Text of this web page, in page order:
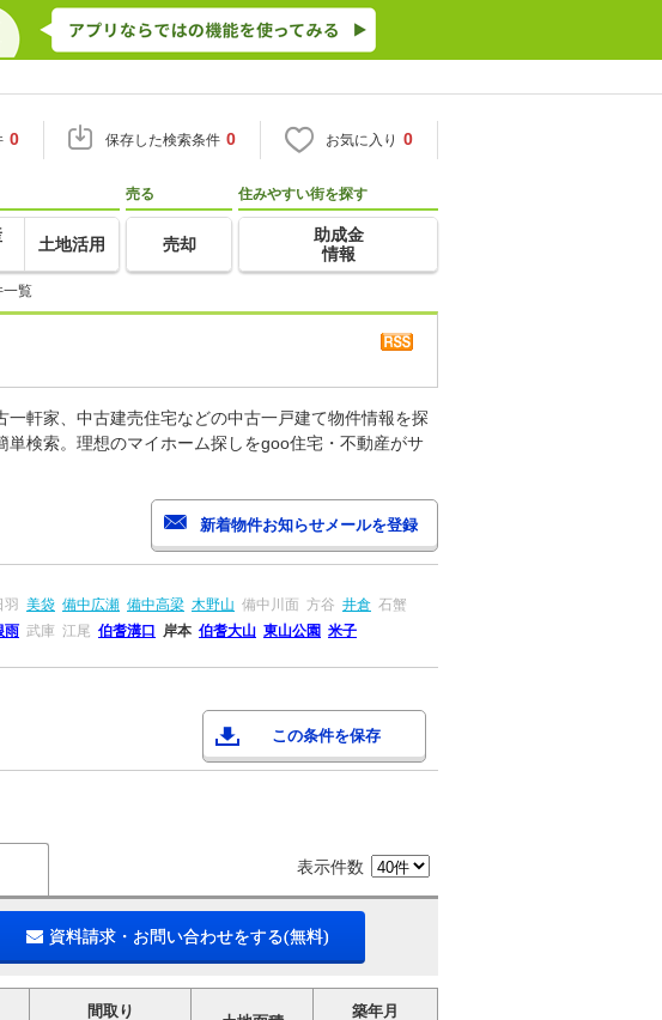
0 保存した検索条件 0 お気に入り 0
土地活用
売る
売却
住みやすい街を探す
助成金
情報
一覧
軒家、中古建売住宅などの中古一戸建て物件情報を探
検索。理想のマイホーム探しをgoo住宅・不動産がサ
羽 美袋 備中広瀬 備中高梁 木野山 備中川面 方谷 井倉 石蟹
雨 武庫 江尾 伯耆溝口 岸本 伯耆大山 東山公園 米子
この条件を保存
表示件数
資料請求・お問い合わせをする(無料)
間取り
築年月